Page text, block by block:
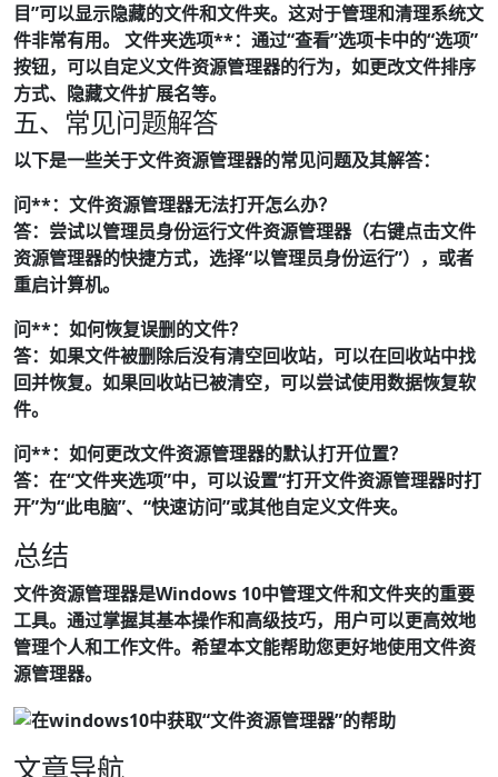
目”可以显示隐藏的文件和文件夹。这对于管理和清理系统文
件非常有用。 文件夹选项**：通过“查看”选项卡中的“选项”
按钮，可以自定义文件资源管理器的行为，如更改文件排序
方式、隐藏文件扩展名等。
五、常见问题解答
以下是一些关于文件资源管理器的常见问题及其解答：
问**：文件资源管理器无法打开怎么办？
答：尝试以管理员身份运行文件资源管理器（右键点击文件
资源管理器的快捷方式，选择“以管理员身份运行”），或者
重启计算机。
问**：如何恢复误删的文件？
答：如果文件被删除后没有清空回收站，可以在回收站中找
回并恢复。如果回收站已被清空，可以尝试使用数据恢复软
件。
问**：如何更改文件资源管理器的默认打开位置？
答：在“文件夹选项”中，可以设置“打开文件资源管理器时打
开”为“此电脑”、“快速访问”或其他自定义文件夹。
总结
文件资源管理器是Windows 10中管理文件和文件夹的重要
工具。通过掌握其基本操作和高级技巧，用户可以更高效地
管理个人和工作文件。希望本文能帮助您更好地使用文件资
源管理器。
文章导航